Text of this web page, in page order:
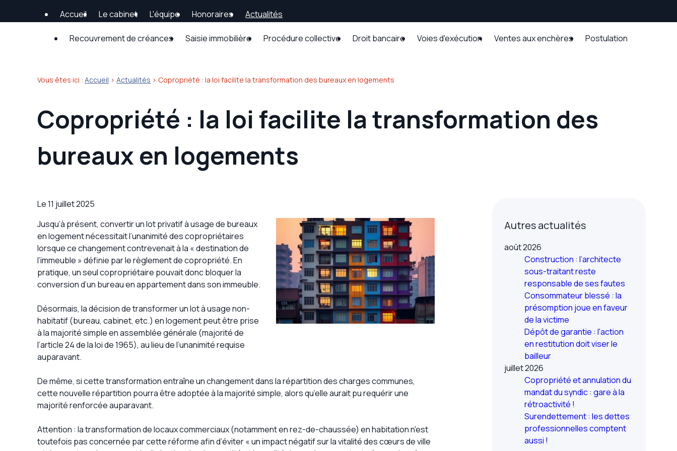
Accueil Le cabinet L'équipe Honoraires Actualités
Recouvrement de créances Saisie immobilière Procédure collective Droit bancaire Voies d'exécution Ventes aux enchères Postulation
Vous êtes ici : Accueil >Actualités > Copropriété : la loi facilite la transformation des bureaux en logements
Copropriété : la loi facilite la transformation des
bureaux en logements
Le11 juillet 2025
Jusqu’à présent, convertir un lot privatif à usage de bureaux
en logement nécessitait l’unanimité des copropriétaires
lorsque ce changement contrevenait à la « destination de
l’immeuble » définie par le règlement de copropriété. En
pratique, un seul copropriétaire pouvait donc bloquer la
conversion d’un bureau en appartement dans son immeuble.
Désormais, la décision de transformer un lot à usage non-
habitatif (bureau, cabinet, etc.) en logement peut être prise
à la majorité simple en assemblée générale (majorité de
l’article 24 de la loi de 1965), au lieu de l’unanimité requise
auparavant.
De même, si cette transformation entraîne un changement dans la répartition des charges communes,
cette nouvelle répartition pourra être adoptée à la majorité simple, alors qu’elle aurait pu requérir une
majorité renforcée auparavant.
Attention : la transformation de locaux commerciaux (notamment en rez-de-chaussée) en habitation n'est
toutefois pas concernée par cette réforme afin d’éviter « un impact négatif sur la vitalité des cœurs de ville
Autres actualités
août 2026
Construction : l’architecte
sous-traitant reste
responsable de ses fautes
Consommateur blessé : la
présomption joue en faveur
de la victime
Dépôt de garantie : l'action
en restitution doit viser le
bailleur
juillet 2026
Copropriété et annulation du
mandat du syndic : gare à la
rétroactivité !
Surendettement : les dettes
professionnelles comptent
aussi !